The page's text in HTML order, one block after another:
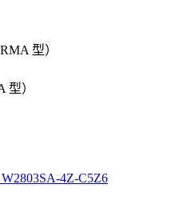
型）
型）
W2803SA-4Z-C5Z6